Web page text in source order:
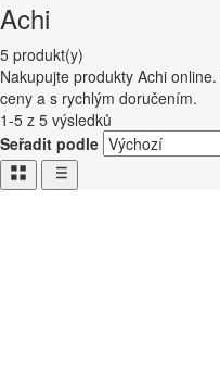
Achi
5 produkt(y)
Nakupujte produkty Achi
ceny a s rychlým doručením.
1-5 z 5 výsledků
Seřadit podle